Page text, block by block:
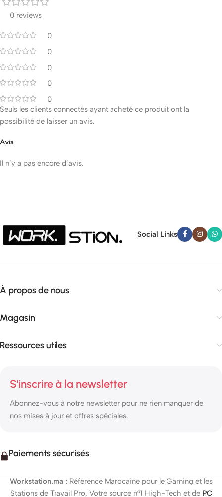
0 reviews
0
0
0
0
0
Avis
Il n’y a pas encore d’avis.
Seuls les clients connectés ayant acheté ce produit ont la
possibilité de laisser un avis.
Social Links
À propos de nous
Magasin
Ressources utiles
S'inscrire à la newsletter
Abonnez-vous à notre newsletter pour ne rien manquer de
nos mises à jour et offres spéciales.
Paiements sécurisés
Workstation.ma : Référence Marocaine pour le Gaming et les
Stations de Travail Pro. Votre source n°1 High-Tech et de PC